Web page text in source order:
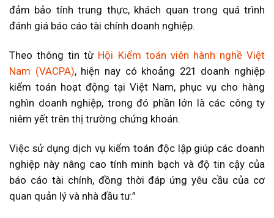
đảm bảo tính trung thực, khách quan trong quá trình
đánh giá báo cáo tài chính doanh nghiệp.
Theo thông tin từ Hội Kiểm toán viên hành nghề Việt
Nam (VACPA), hiện nay có khoảng 221 doanh nghiệp
kiểm toán hoạt động tại Việt Nam, phục vụ cho hàng
nghìn doanh nghiệp, trong đó phần lớn là các công ty
niêm yết trên thị trường chứng khoán.
Việc sử dụng dịch vụ kiểm toán độc lập giúp các doanh
nghiệp này nâng cao tính minh bạch và độ tin cậy của
báo cáo tài chính, đồng thời đáp ứng yêu cầu của cơ
quan quản lý và nhà đầu tư.”